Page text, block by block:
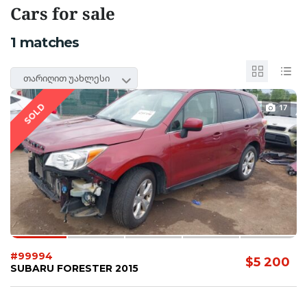
Cars for sale
1 matches
თარიღით უახლესი
SOLD 17
$5 200
#99994
SUBARU FORESTER 2015